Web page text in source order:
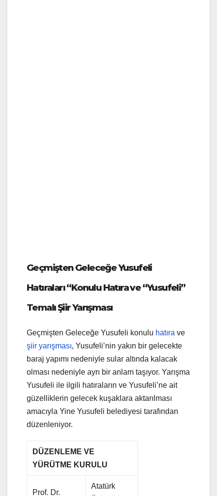
Geçmişten Geleceğe Yusufeli
Hatıraları “Konulu Hatıra ve “Yusufeli”
Temalı Şiir Yarışması
Geçmişten Geleceğe Yusufeli konulu hatıra ve
şiir yarışması, Yusufeli’nin yakın bir gelecekte
baraj yapımı nedeniyle sular altında kalacak
olması nedeniyle ayrı bir anlam taşıyor. Yarışma
Yusufeli ile ilgili hatıraların ve Yusufeli’ne ait
güzelliklerin gelecek kuşaklara aktarılması
amacıyla Yine Yusufeli belediyesi tarafından
düzenleniyor.
DÜZENLEME VE
YÜRÜTME KURULU
Prof. Dr.
Atatürk